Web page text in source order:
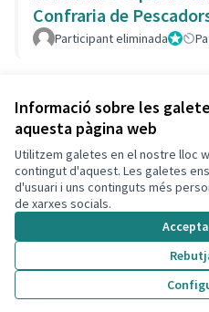
Informació sobre les
aquesta pàgina web
Utilitzem galetes en el nostre lloc
contingut d'aquest. Les galetes
d'usuari i uns continguts més
de xarxes socials.
Confraria de
Participant eliminada
Veure totes les propostes retirades
Termes i condicions d'ús
Configuració de les galetes
Decidim Calafell a X
(Enllaç extern)
Decidim Calafell a Facebook
Decidim Calafell a
Decidim Calafell a
(Enllaç extern)
Web creada ambprogramari lliure .